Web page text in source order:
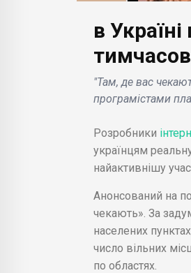
в
"Там, де вас
програмістами
Розробники
українцям
найактивнішу
Анонсований на
чекають». За
населених
число вільних
по областях.
БІЗНЕС НОВИНИ
Bloomberg:
розглядає
продажу
бізнесу
долар .